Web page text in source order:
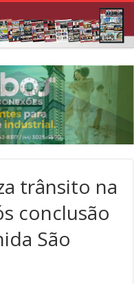
trânsito na
conclusão
São